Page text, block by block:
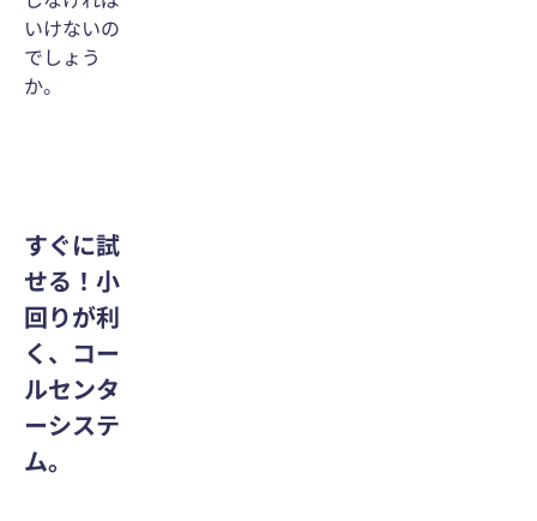
いけないの
でしょう
か。
すぐに試
せる！小
回りが利
く、コー
ルセンタ
ーシステ
ム。